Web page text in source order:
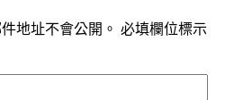
地址不會公開。 必填欄位標示